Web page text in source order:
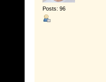
Posts: 96